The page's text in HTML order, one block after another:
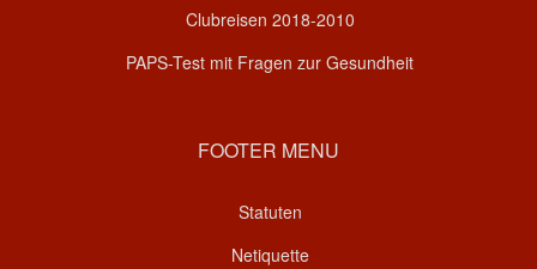
Clubreisen 2018-2010
PAPS-Test mit Fragen zur Gesundheit
FOOTER MENU
Statuten
Netiquette